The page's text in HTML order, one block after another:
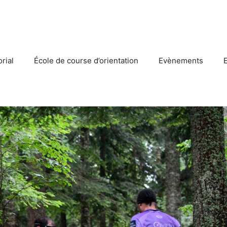
École de course d’orientation Evènements